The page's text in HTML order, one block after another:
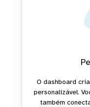
O dashboard
personalizável.
também